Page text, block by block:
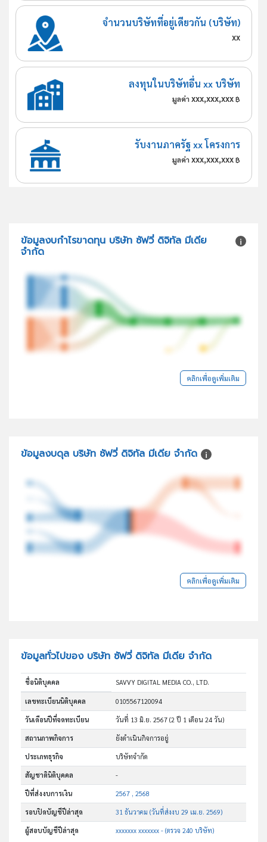
จำนวนบริษัทที่อยู่เดียวกัน (บริษัท)
xx
ลงทุนในบริษัทอื่น xx บริษัท
มูลค่า xxx,xxx,xxx ฿
รับงานภาครัฐ xx โครงการ
มูลค่า xxx,xxx,xxx ฿
ข้อมูลงบกำไรขาดทุน บริษัท ซัฟวี่ ดิจิทัล มีเดีย
จำกัด
คลิกเพื่อดูเพิ่มเติม
ข้อมูลงบดุล บริษัท ซัฟวี่ ดิจิทัล มีเดีย จำกัด
คลิกเพื่อดูเพิ่มเติม
ข้อมูลทั่วไปของ บริษัท ซัฟวี่ ดิจิทัล มีเดีย จำกัด
ชื่อนิติบุคคล SAVVY DIGITAL MEDIA CO., LTD.
เลขทะเบียนนิติบุคคล 0105567120094
วันเดือนปีที่จดทะเบียน วันที่ 13 มิ.ย. 2567(2 ปี 1 เดือน 24 วัน)
สถานภาพกิจการ ยังดำเนินกิจการอยู่
ประเภทธุรกิจ บริษัทจำกัด
สัญชาตินิติบุคคล -
ปีที่ส่งงบการเงิน 2567 , 2568
รอบปิดบัญชีปีล่าสุด 31 ธันวาคม (วันที่ส่งงบ 29 เม.ย. 2569)
ผู้สอบบัญชีปีล่าสุด xxxxxxx xxxxxxx - (ตรวจ 240 บริษัท)